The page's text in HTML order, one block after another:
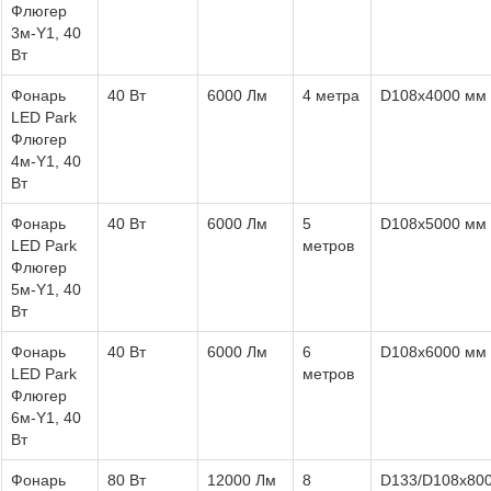
Флюгер
3м-Y1, 40
Вт
Фонарь
LED Park
Флюгер
4м-Y1, 40
Вт
40 Вт 6000 Лм 4 метра D108х4000 мм
Фонарь
LED Park
Флюгер
5м-Y1, 40
Вт
40 Вт 6000 Лм
5
метров
D108х5000 мм
Фонарь
LED Park
Флюгер
6м-Y1, 40
Вт
40 Вт 6000 Лм
6
метров
D108х6000 мм
Фонарь
80 Вт 12000 Лм
8
D133/